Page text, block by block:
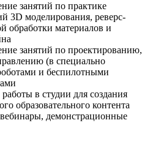
занятий по практике
3D моделирования, реверс-
обработки материалов и
занятий по проектированию,
(в специально
и беспилотными
в студии для создания
образовательного контента
демонстрационные